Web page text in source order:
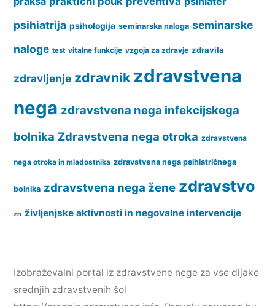
psihiatrija psihologija seminarska naloga seminarske
naloge test vitalne funkcije vzgoja za zdravje zdravila
zdravljenje zdravnik zdravstvena
nega zdravstvena nega infekcijskega
bolnika Zdravstvena nega otroka zdravstvena
nega otroka in mladostnika zdravstvena nega psihiatričnega
bolnika zdravstvena nega žene zdravstvo
zn življenjske aktivnosti in negovalne intervencije
Izobraževalni portal iz zdravstvene nege za vse dijake
srednjih zdravstvenih šol